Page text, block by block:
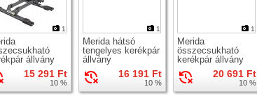
1
állvány
15 291 Ft
10 %
1
Merida hátsó
tengelyes kerékpár
állvány
16 191 Ft
10 %
1
Merida
összecsukható
kerékpár állvány
20 691 Ft
10 %